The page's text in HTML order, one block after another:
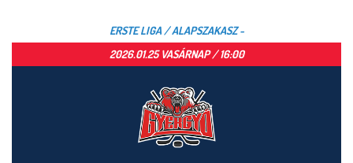
ERSTE LIGA / ALAPSZAKASZ -
2026.01.25 VASÁRNAP / 16:00